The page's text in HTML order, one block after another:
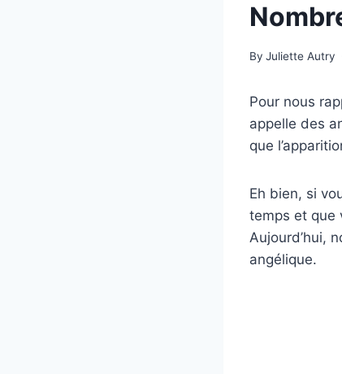
By Juliette Autry
Pour nous
appelle des
que
Eh bien, si
temps et que
Aujourd’hui,
angélique.